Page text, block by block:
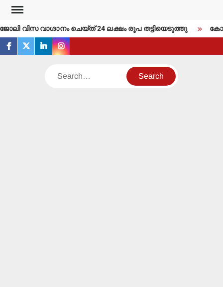
Skip
contentവിസ വാഗ്ദാനം ചെയ്ത് 24 ലക്ഷം രൂപ തട്ടിയെടുത്തു
facebook
twitterlinkedininstagram
Search